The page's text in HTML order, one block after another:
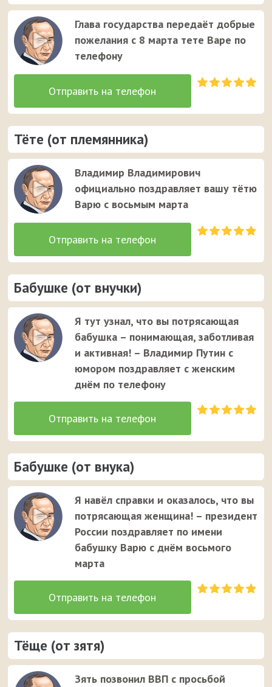
Глава государства передаёт добрые
пожелания с 8 марта тете Варе по
телефону
Тёте (от племянника)
Владимир Владимирович
официально поздравляет вашу тётю
Варю с восьмым марта
Бабушке (от внучки)
Я тут узнал, что вы потрясающая
бабушка – понимающая, заботливая
и активная! – Владимир Путин с
юмором поздравляет с женским
днём по телефону
Бабушке (от внука)
Я навёл справки и оказалось, что вы
потрясающая женщина! – президент
России поздравляет по имени
бабушку Варю с днём восьмого
марта
Тёще (от зятя)
Зять позвонил ВВП с просьбой